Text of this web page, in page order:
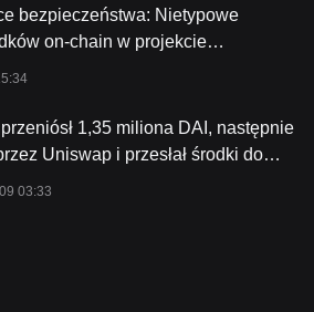
bezpieczeństwa: Nietypowe
on-chain w projekcie
1,35 miliona DAI, następnie
Uniswap i przesłał środki do
03:33